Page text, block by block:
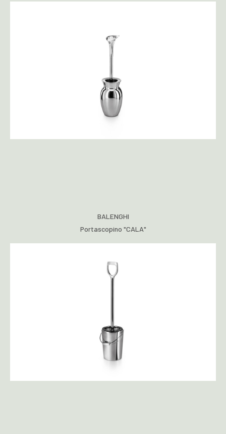
BALENGHI
Portascopino "CALA"